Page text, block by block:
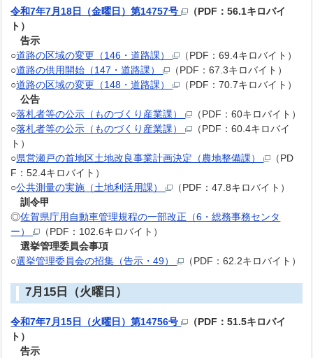
令和7年7月18日（金曜日）第14757号
（PDF：56.1キロバイ
ト）
告示
○道路の区域の変更（146・道路課）
（PDF：69.4キロバイト）
○道路の供用開始（147・道路課）
（PDF：67.3キロバイト）
○道路の区域の変更（148・道路課）
（PDF：70.7キロバイト）
公告
○落札者等の公示（ものづくり産業課）
（PDF：60キロバイト）
○落札者等の公示（ものづくり産業課）
（PDF：60.4キロバイ
ト）
○県営瀬戸の首地区土地改良事業計画決定（農地整備課）
（PD
F：52.4キロバイト）
○公共測量の実施（土地利活用課）
（PDF：47.8キロバイト）
訓令甲
◎佐賀県庁用自動車管理規程の一部改正（6・総務事務センタ
ー）
（PDF：102.6キロバイト）
選挙管理委員会事項
○選挙管理委員会の招集（告示・49） （PDF：62.2キロバイト）
7月15日（火曜日）
令和7年7月15日（火曜日）第14756号
（PDF：51.5キロバイ
ト）
告示